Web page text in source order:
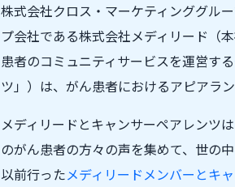
株式会社クロス・マーケティンググル
プ会社である株式会社メディリード（
患者のコミュニティサービスを運営す
ツ」）は、がん患者におけるアピアラ
メディリードとキャンサーペアレンツ
のがん患者の方々の声を集めて、世の
以前行ったメディリードメンバーとキ